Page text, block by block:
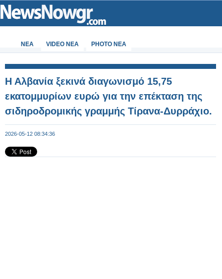
ΝΕΑ VIDEO NEA PHOTO NEA
Η Αλβανία ξεκινά διαγωνισμό 15,75
εκατομμυρίων ευρώ για την επέκταση της
σιδηροδρομικής γραμμής Τίρανα-Δυρράχιο.
2026-05-12 08:34:36